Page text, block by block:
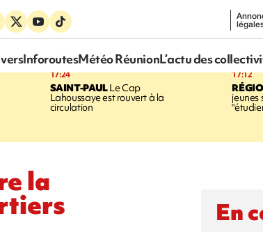
InforoutesMétéo RéunionL’actu des
17:24
SAINT-PAULLe Cap
Lahoussaye est rouvert à la
circulation
17:12
jeunes
la
En